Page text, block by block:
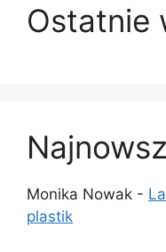
Ostatnie
Monika Nowak -
plastik